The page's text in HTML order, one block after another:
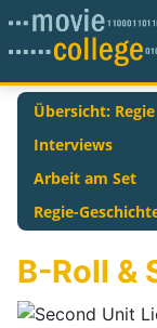
Übersicht: Regie
Interviews
Arbeit am Set
Regie-
B-Roll &